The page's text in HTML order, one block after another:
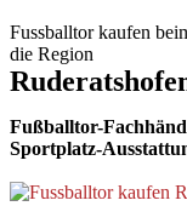
Fussballtor kaufen
die Region
Fußballtor-
Sportplatz-